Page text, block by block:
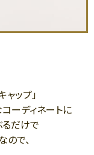
ップ」
ーディネートに
だけで
で、